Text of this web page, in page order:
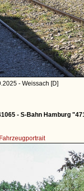
- Weissach [D]
- S-Bahn Hamburg